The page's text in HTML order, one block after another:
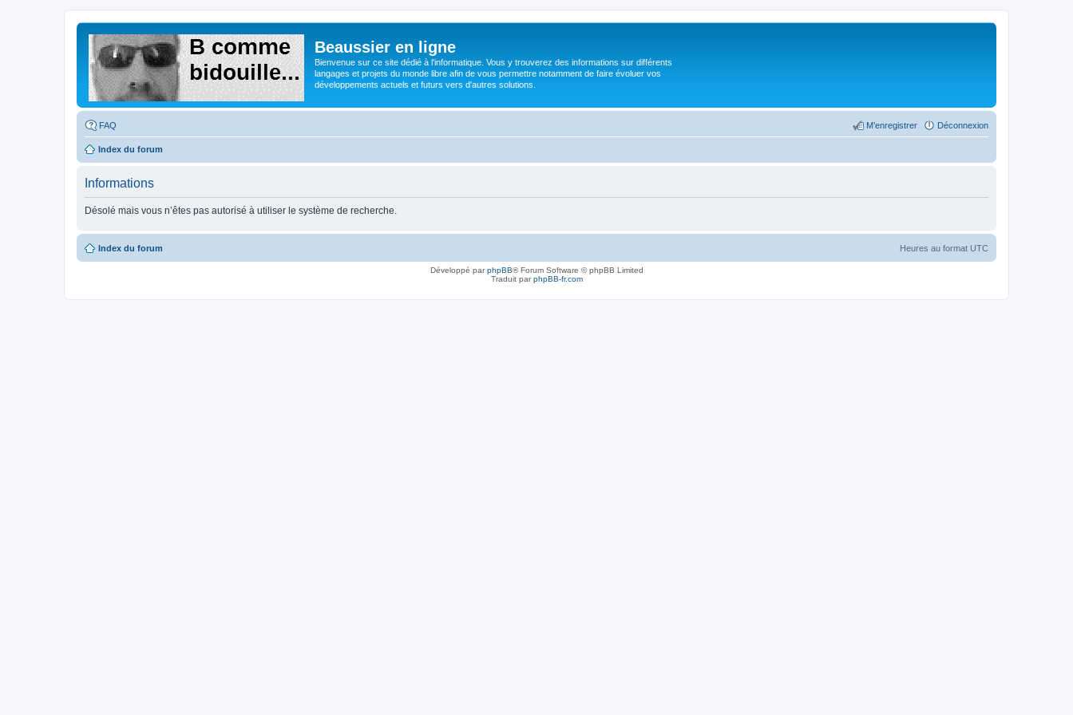
Beaussier en ligne
Bienvenue sur ce site dédié à l'informatique. Vous y trouverez des informations sur différents
langages et projets du monde libre afin de vous permettre notamment de faire évoluer vos
développements actuels et futurs vers d'autres solutions.
FAQ Déconnexion
M’enregistrer
Index du forum
Informations
Désolé mais vous n’êtes pas autorisé à utiliser le système de recherche.
Index du forum Heures au format UTC
Développé parphpBB® Forum Software © phpBB Limited
Traduit parphpBB-fr.com